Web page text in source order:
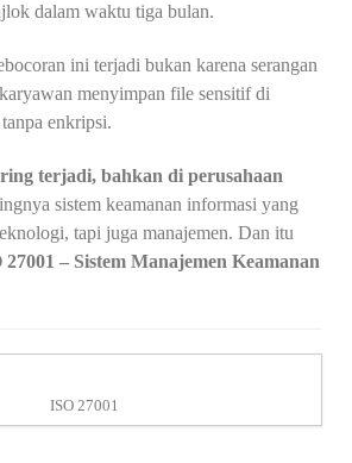
dalam waktu tiga bulan.
ini terjadi bukan karena serangan
menyimpan file sensitif di
enkripsi.
terjadi, bahkan di perusahaan
sistem keamanan informasi yang
tapi juga manajemen. Dan itu
27001 – Sistem Manajemen Keamanan
ISO 27001